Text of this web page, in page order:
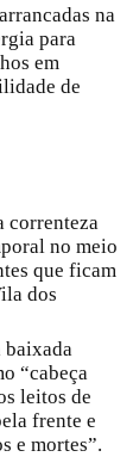
na
para
em
de
correnteza
no meio
que ficam
dos
baixada
“cabeça
leitos de
frente e
e mortes”.